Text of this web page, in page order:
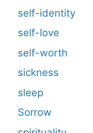
self-identity
self-love
self-worth
sickness
sleep
Sorrow